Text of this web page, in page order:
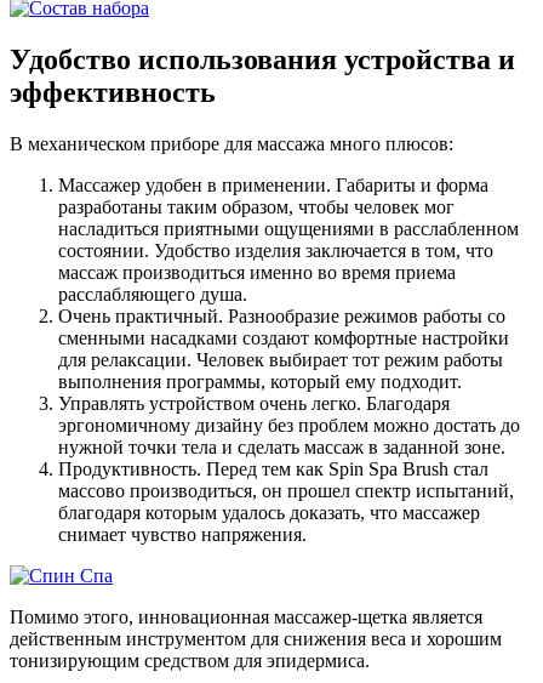
Удобство использования устройства и
эффективность
В механическом приборе для массажа много плюсов:
Массажер удобен в применении. Габариты и форма
разработаны таким образом, чтобы человек мог
насладиться приятными ощущениями в расслабленном
состоянии. Удобство изделия заключается в том, что
массаж производиться именно во время приема
расслабляющего душа.
Очень практичный. Разнообразие режимов работы со
сменными насадками создают комфортные настройки
для релаксации. Человек выбирает тот режим работы
выполнения программы, который ему подходит.
Управлять устройством очень легко. Благодаря
эргономичному дизайну без проблем можно достать до
нужной точки тела и сделать массаж в заданной зоне.
Продуктивность. Перед тем как Spin Spa Brush стал
массово производиться, он прошел спектр испытаний,
благодаря которым удалось доказать, что массажер
снимает чувство напряжения.
Помимо этого, инновационная массажер-щетка является
действенным инструментом для снижения веса и хорошим
тонизирующим средством для эпидермиса.